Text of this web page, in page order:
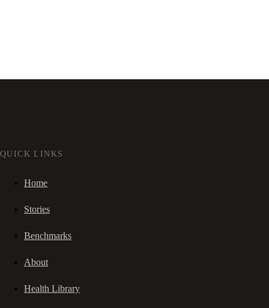
QUICK LINKS
Home
Stories
Benchmarks
About
Health Library